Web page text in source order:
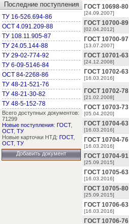
Последние поступления
ТУ 16-526.694-86
ОСТ 4.091.209-88
ТУ 108.11.905-87
ТУ 24.05.144-88
ТУ 29-02-774-92
ТУ 6-09-5146-84
ОСТ 84-2268-86
ТУ 48-21-521-76
ТУ 48-21-30-82
ТУ 48-5-152-78
Всего доступных документов:
71299
Новые поступления: ГОСТ,
ОСТ, ТУ
Новые карточки НТД: ГОСТ,
ОСТ, ТУ
Добавить документ
ГОСТ 10698-80
[24.09.2007]
ГОСТ 10700-89
[02.04.2012]
ГОСТ 10700-97
[13.07.2007]
ГОСТ 10701-63
[24.12.2008]
ГОСТ 10702-63
[16.03.2016]
ГОСТ 10702-78
[21.02.2008]
ГОСТ 10703-73
[05.04.2020]
ГОСТ 10704-63
[16.03.2016]
ГОСТ 10704-76
[16.03.2016]
ГОСТ 10704-91
[25.09.2015]
ГОСТ 10705-63
[16.03.2016]
ГОСТ 10705-80
[25.09.2015]
ГОСТ 10706-63
[16.03.2016]
ГОСТ 10706-76